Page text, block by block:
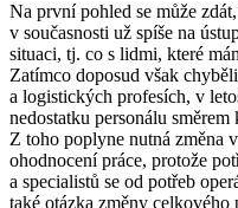
Na první pohled se může
v současnosti už spíše na
situaci, tj. co s lidmi, které
Zatímco doposud však
a logistických profesích, v
nedostatku personálu
Z toho poplyne nutná změna
ohodnocení práce, protože
a specialistů se od potřeb
také otázka změny